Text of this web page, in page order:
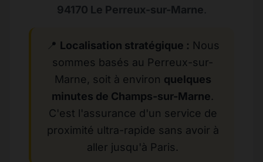
94170 Le Perreux-sur-Marne.
📍 Localisation stratégique : Nous
sommes basés au Perreux-sur-
Marne, soit à environ quelques
minutes de Champs-sur-Marne.
C'est l'assurance d'un service de
proximité ultra-rapide sans avoir à
aller jusqu'à Paris.